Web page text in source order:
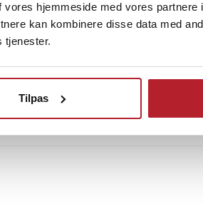
hjemmeside med vores partnere
kan kombinere disse data med
tjenester.
Tilpas
og balancetræning.👏👏🤸🤸